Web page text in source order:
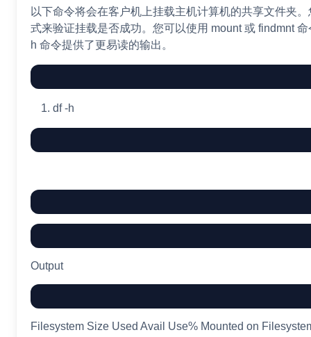
以下命令将会在客户机上挂载主机计算机的共享文件夹
式来验证挂载是否成功。您可以使用 mount 或 findmnt
h 命令提供了更易读的输出。
df -h
Output
Filesystem Size Used Avail Use% Mounted on